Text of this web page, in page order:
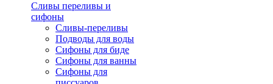
Сливы переливы и
сифоны
Сливы-переливы
Подводы для воды
Сифоны для биде
Сифоны для ванны
Сифоны для